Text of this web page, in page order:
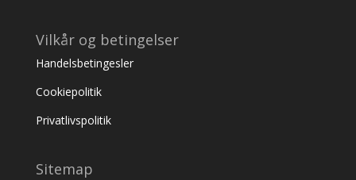
Vilkår og betingelser
Handelsbetingesler
Cookiepolitik
Privatlivspolitik
Sitemap